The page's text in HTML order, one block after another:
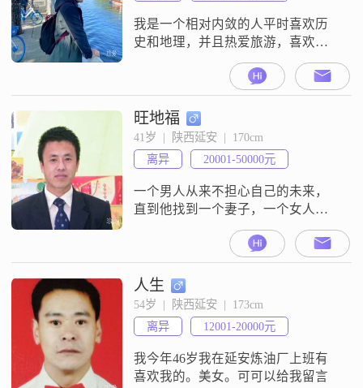
我是一个相对内敛的人平时喜欢历
史和地理，并且热爱旅游，喜欢用
文字和📷记录美好生活，有点钢铁
直男，希望找到热情活泼的另一
半。我在中石油长庆油田上班，工
作地点延安，延安自己有房，西安
家里也有房长期闲置。如果异地
恋，后期根据需求可以在另一半城
市可以购买住房，已经买车。因为
工作性质，每月有八天休假，在单
位二十天左右，可以接受
旺地福
41岁  |  陕西延安  |  170cm
离异
20001-50000元
一个男人从来不担心自己的未来，
直到他找到一个妻子，一个女人常
常担心自己的未来，直到他找到一
个丈夫！男人找女人找伤透了的，
女人找男人找玩够的，人生选择了
就有机会赢，我想陪你到老，你在
哪！我接你...........
人生
54岁  |  陕西延安  |  173cm
离异
12001-20000元
我今年46岁我在延安炼油厂上班有
喜欢我的。美女。可可以给我留言